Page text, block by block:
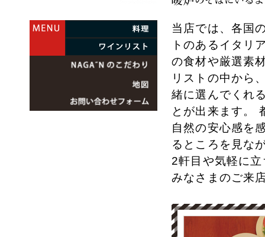
当店では、各国
トのあるイタリ
の食材や厳選素
リストの中から
緒に選んでくれ
とが出来ます。
自然の安心感を
るところを見な
2軒目や気軽に
みなさまのご来